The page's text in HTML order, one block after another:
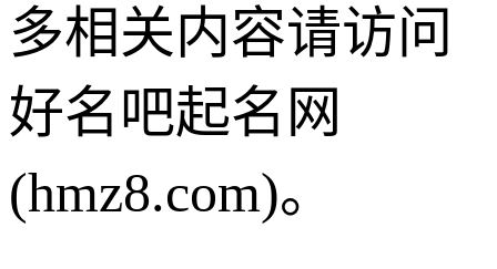
多相关内容请访问
好名吧起名网
(hmz8.com)。